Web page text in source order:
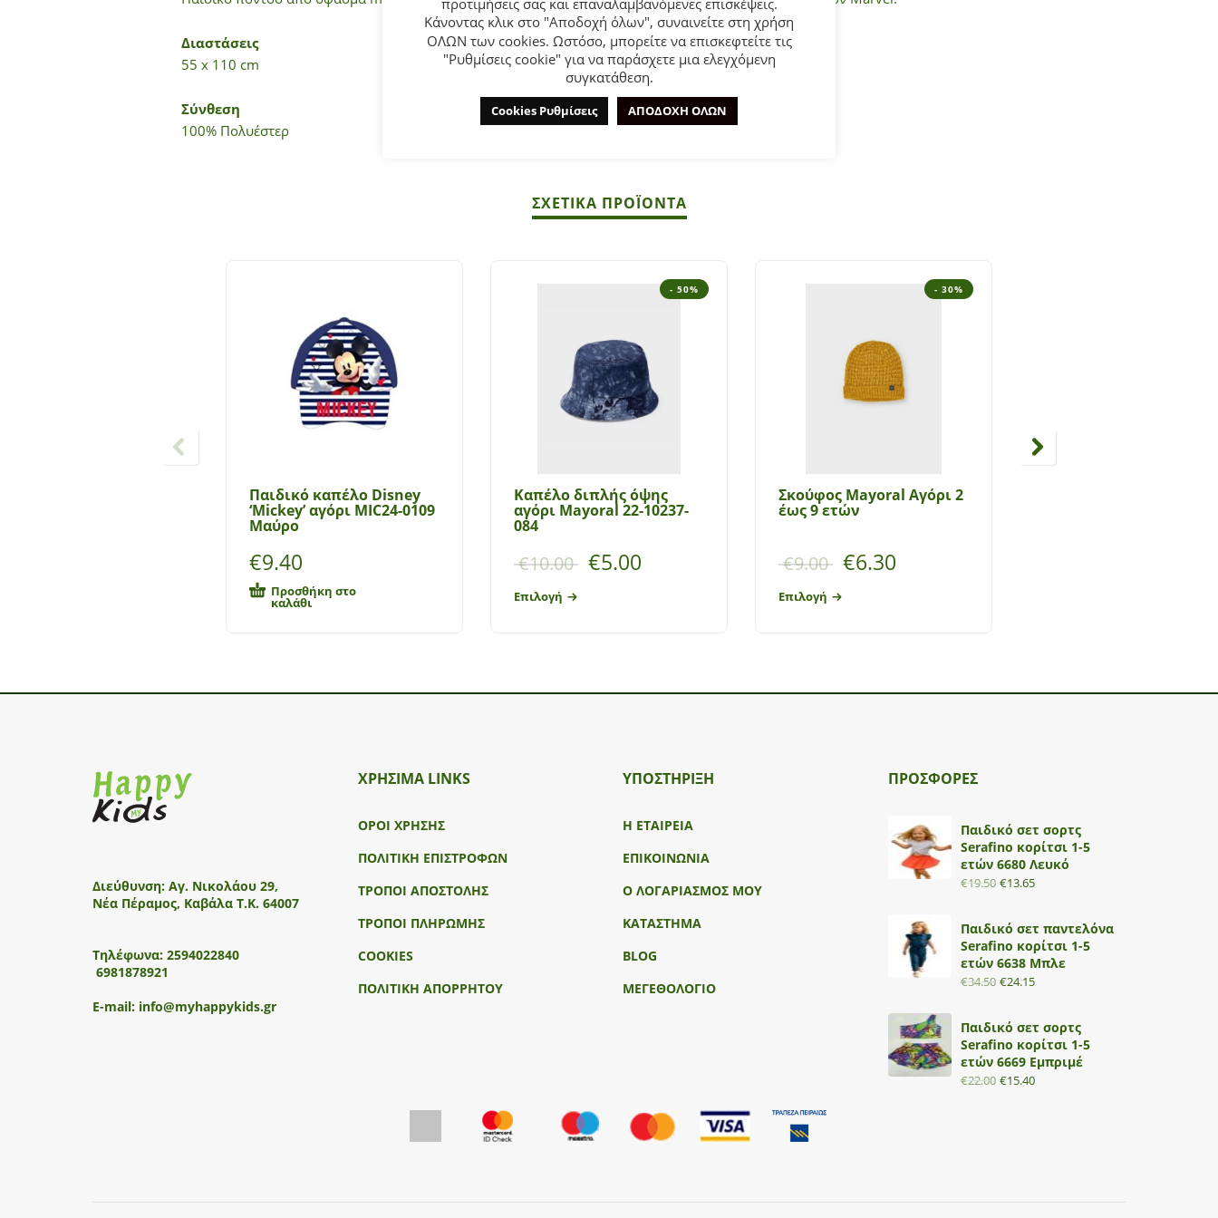
Διαστάσεις
55 x 110 cm
Σύνθεση
100% Πολυέστερ
ΣΧΕΤΙΚΆ ΠΡΟΪΌΝΤΑ
Παιδικό καπέλο Disney
‘Mickey’ αγόρι MIC24-0109
Μαύρο
€9.40
Προσθήκη στο
καλάθι
- 50%
Καπέλο διπλής όψης
αγόρι Mayoral 22-10237-
084
€10.00 €5.00
Επιλογή
- 30%
Σκούφος Mayoral Αγόρι 2
έως 9 ετών
€9.00 €6.30
Επιλογή
Διεύθυνση: Αγ. Νικολάου 29,
Νέα Πέραμος, Καβάλα Τ.Κ. 64007
Τηλέφωνα: 2594022840
6981878921
E-mail: info@myhappykids.gr
ΧΡΗΣΙΜΑ LINKS
ΟΡΟΙ ΧΡΗΣΗΣ
ΠΟΛΙΤΙΚΗ ΕΠΙΣΤΡΟΦΩΝ
ΤΡΟΠΟΙ ΑΠΟΣΤΟΛΗΣ
ΤΡΟΠΟΙ ΠΛΗΡΩΜΗΣ
COOKIES
ΠΟΛΙΤΙΚΗ ΑΠΟΡΡΗΤΟΥ
ΥΠΟΣΤΉΡΙΞΗ
Η ΕΤΑΙΡΕΙΑ
ΕΠΙΚΟΙΝΩΝΙΑ
Ο ΛΟΓΑΡΙΑΣΜΟΣ ΜΟΥ
ΚΑΤΑΣΤΗΜΑ
BLOG
ΜΕΓΕΘΟΛΟΓΙΟ
ΠΡΟΣΦΟΡΕΣ
Παιδικό σετ σορτς
Serafino κορίτσι 1-5
ετών 6680 Λευκό
€19.50 €13.65
Παιδικό σετ παντελόνα
Serafino κορίτσι 1-5
ετών 6638 Μπλε
€34.50 €24.15
Παιδικό σετ σορτς
Serafino κορίτσι 1-5
ετών 6669 Εμπριμέ
€22.00 €15.40
προτιμήσεις σας και επαναλαμβανόμενες επισκέψεις.
Κάνοντας κλικ στο "Αποδοχή όλων", συναινείτε στη χρήση
ΟΛΩΝ των cookies. Ωστόσο, μπορείτε να επισκεφτείτε τις
"Ρυθμίσεις cookie" για να παράσχετε μια ελεγχόμενη
συγκατάθεση.
Cookies Ρυθμίσεις ΑΠΟΔΟΧΗ ΟΛΩΝ